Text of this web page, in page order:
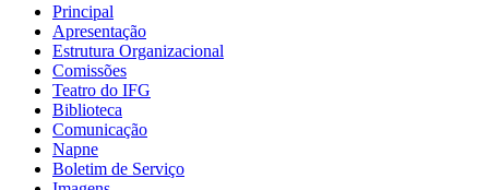
Principal
Apresentação
Estrutura Organizacional
Comissões
Teatro do IFG
Biblioteca
Comunicação
Napne
Boletim de Serviço